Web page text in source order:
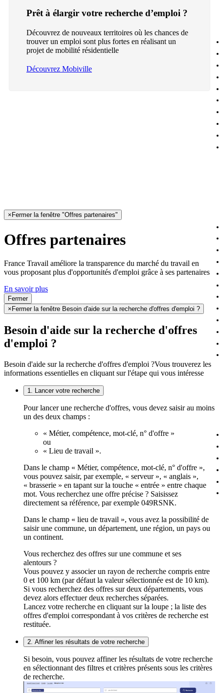
Prêt à élargir votre recherche d’emploi ?
Découvrez de nouveaux territoires où les chances de
trouver un emploi sont plus fortes en réalisant un
projet de mobilité résidentielle
Découvrez Mobiville
× Fermer la fenêtre "Offres partenaires"
Offres partenaires
France Travail améliore la transparence du marché du travail en
vous proposant plus d'opportunités d'emploi grâce à ses partenaires
En savoir plus
Fermer
× Fermer la fenêtre Besoin d'aide sur la recherche d'offres d'emploi ?
Besoin d'aide sur la recherche d'offres
d'emploi ?
Besoin d'aide sur la recherche d'offres d'emploi ?Vous trouverez les
informations essentielles en cliquant sur l'étape qui vous intéresse
1. Lancer votre recherche
Pour lancer une recherche d'offres, vous devez saisir au moins
un des deux champs :
« Métier, compétence, mot-clé, n° d'offre »
ou
« Lieu de travail ».
Dans le champ « Métier, compétence, mot-clé, n° d'offre »,
vous pouvez saisir, par exemple, « serveur », « anglais »,
« brasserie » en tapant sur la touche « entrée » entre chaque
mot. Vous recherchez une offre précise ? Saisissez
directement sa référence, par exemple 049RSNK.
Dans le champ « lieu de travail », vous avez la possibilité de
saisir une commune, un département, une région, un pays ou
un continent.
Vous recherchez des offres sur une commune et ses
alentours ?
Vous pouvez y associer un rayon de recherche compris entre
0 et 100 km (par défaut la valeur sélectionnée est de 10 km).
Si vous recherchez des offres sur deux départements, vous
devez alors effectuer deux recherches séparées.
Lancez votre recherche en cliquant sur la loupe ; la liste des
offres d'emploi correspondant à vos critères de recherche est
restituée.
2. Affiner les résultats de votre recherche
Si besoin, vous pouvez affiner les résultats de votre recherche
en sélectionnant des filtres et critères présents sous les critères
de recherche.